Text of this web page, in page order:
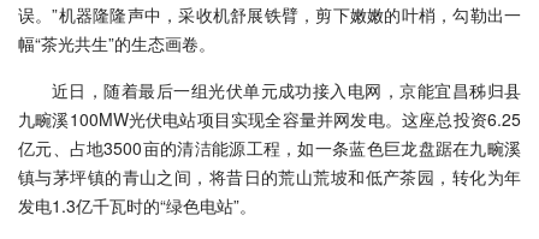
误。”机器隆隆声中，采收机舒展铁臂，剪下嫩嫩的叶梢，勾勒出一
幅“茶光共生”的生态画卷。
近日，随着最后一组光伏单元成功接入电网，京能宜昌秭归县
九畹溪100MW光伏电站项目实现全容量并网发电。这座总投资6.25
亿元、占地3500亩的清洁能源工程，如一条蓝色巨龙盘踞在九畹溪
镇与茅坪镇的青山之间，将昔日的荒山荒坡和低产茶园，转化为年
发电1.3亿千瓦时的“绿色电站”。